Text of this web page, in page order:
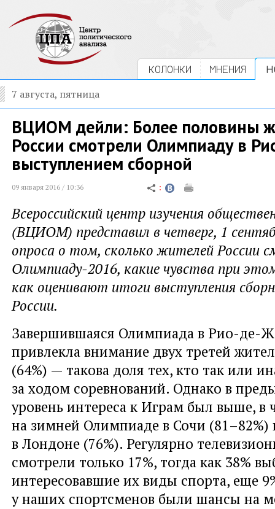
КОЛОНКИ МНЕНИЯ
7 августа, пятница
ВЦИОМ дейли: Более половины
России смотрели Олимпиаду в
выступлением сборной
09 января 2016 / 10:36
Всероссийский центр изучения
(ВЦИОМ) представил в четверг, 1
опроса о том, сколько жителей России
Олимпиаду-2016, какие чувства при
как оценивают итоги выступления
России.
Завершившаяся Олимпиада в Рио-де-
привлекла внимание двух третей
(64%) — такова доля тех, кто так или
за ходом соревнований. Однако в
уровень интереса к Играм был выше, в
на зимней Олимпиаде в Сочи (81–82%)
в Лондоне (76%). Регулярно
смотрели только 17%, тогда как 38%
интересовавшие их виды спорта, еще
у наших спортсменов были шансы на